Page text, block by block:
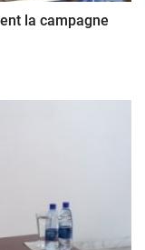
la campagne